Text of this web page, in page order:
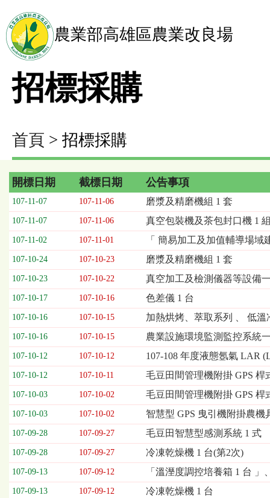
農業部高雄區農業改良場
招標採購
首頁 > 招標採購
招
標
採
購
列
表，
欄
位
依
序
開
標
期、
截
標
日
期、
公
告
事
項
開標日期 截標日期 公告事項
107-11-07 107-11-06 磨漿及精磨機組 1 套
107-11-07 107-11-06 真空包裝機及茶包封口機 1
107-11-02 107-11-01 「 簡易加工及加值輔導場域
107-10-24 107-10-23 磨漿及精磨機組 1 套
107-10-23 107-10-22 真空加工及檢測儀器等設備
107-10-17 107-10-16 色差儀 1 台
107-10-16 107-10-15 加熱烘烤、萃取系列 、 低
107-10-16 107-10-15 農業設施環境監測監控系統
107-10-12 107-10-12 107-108 年度液態氬氣 LAR
107-10-12 107-10-11 毛豆田間管理機附掛 GPS 桿
107-10-03 107-10-02 毛豆田間管理機附掛 GPS 桿
107-10-03 107-10-02 智慧型 GPS 曳引機附掛農機
107-09-28 107-09-27 毛豆田智慧型感測系統 1 式
107-09-28 107-09-27 冷凍乾燥機 1 台(第2次)
107-09-13 107-09-12 「溫溼度調控培養箱 1 台
107-09-13 107-09-12 冷凍乾燥機 1 台